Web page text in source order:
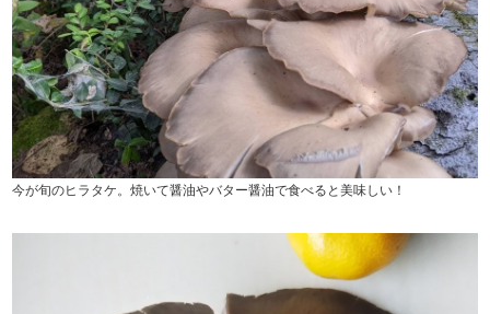
今が旬のヒラタケ。焼いて醤油やバター醤油で食べると美味しい！